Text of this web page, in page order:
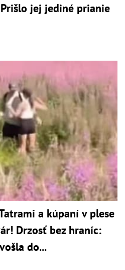
jej jediné prianie
a kúpaní v plese
Drzosť bez hraníc:
do...